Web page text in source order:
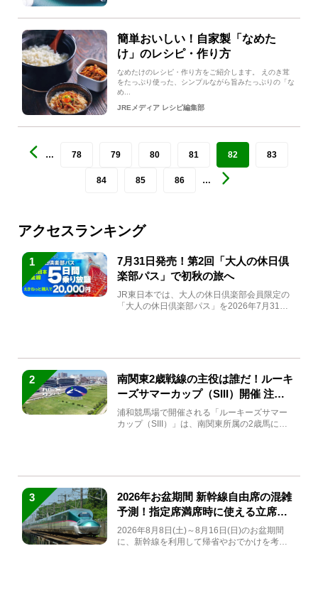
簡単おいしい！自家製「なめた
け」のレシピ・作り方
なめたけのレシピ・作り方をご紹介します。 えのき茸
をたっぷり使った、シンプルながら旨みたっぷりの「な
め...
JREメディア レシピ編集部
… 78 79 80 81 82 83
84 85 86 …
アクセスランキング
1
7月31日発売！第2回「大人の休日倶
楽部パス」で初秋の旅へ
JR東日本では、大人の休日倶楽部会員限定の
「大人の休日倶楽部パス」を2026年7月31日
2
南関東2歳戦線の主役は誰だ！ルーキ
ーズサマーカップ（SIII）開催 注目
馬と見どころをチェック
浦和競馬場で開催される「ルーキーズサマー
カップ（SIII）」は、南関東所属の2歳馬によ
3
2026年お盆期間 新幹線自由席の混雑
予測！指定席満席時に使える立席特
急券も解説
2026年8月8日(土)～8月16日(日)のお盆期間
に、新幹線を利用して帰省やおでかけを考え